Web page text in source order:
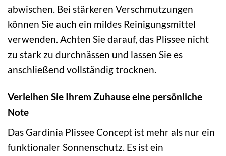
abwischen. Bei stärkeren Verschmutzungen
können Sie auch ein mildes Reinigungsmittel
verwenden. Achten Sie darauf, das Plissee nicht
zu stark zu durchnässen und lassen Sie es
anschließend vollständig trocknen.
Verleihen Sie Ihrem Zuhause eine persönliche
Note
Das Gardinia Plissee Concept ist mehr als nur ein
funktionaler Sonnenschutz. Es ist ein